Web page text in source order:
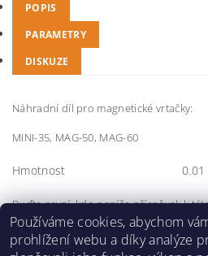
POPIS
PARAMETRY
DISKUZE
Náhradní díl pro magnetické vrtačky:
MINI-35, MAG-50, MAG-60
Hmotnost 0.01
Buďte první, kdo napíše příspěvek k
Přidat komentář
Používáme cookies, abychom
prohlížení webu a díky analýze